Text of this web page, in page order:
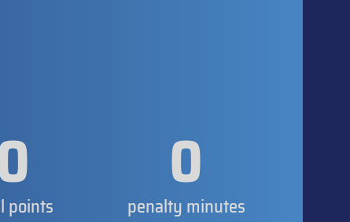
points 0
penalty minutes